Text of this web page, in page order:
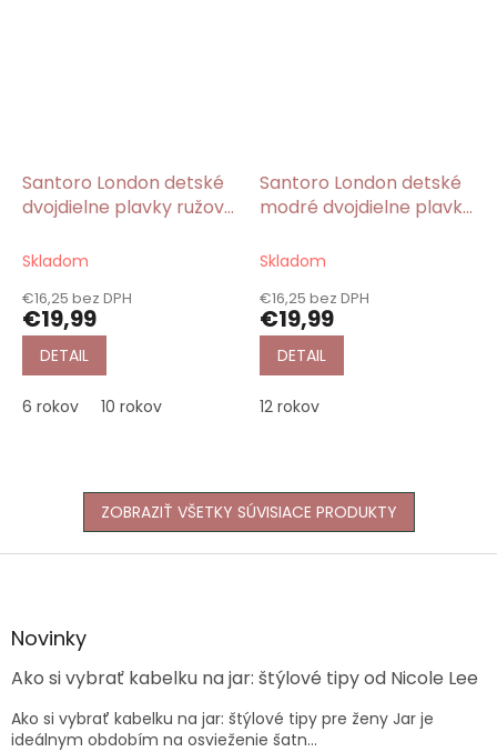
Santoro London detské
dvojdielne plavky ružové
Story/Gorjuss
Skladom
€16,25 bez DPH
€19,99
DETAIL
6 rokov 10 rokov
Santoro London detské
modré dvojdielne plavky
Skladom
€16,25 bez DPH
€19,99
DETAIL
12 rokov
ZOBRAZIŤ VŠETKY SÚVISIACE PRODUKTY
Z
äNovinky
Ako si vybrať kabelku na jar: štýlové tipy od Nicole Lee
Ako si vybrať kabelku na jar: štýlové tipy pre ženy Jar je
ideálnym obdobím na osvieženie šatn...